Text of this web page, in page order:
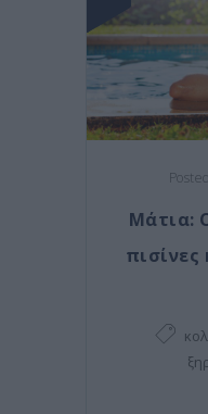
Μάτια: